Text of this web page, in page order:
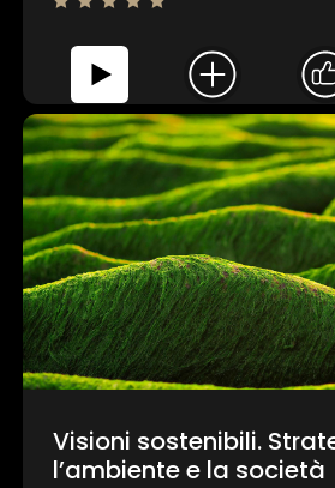
Visioni sostenibili.
l’ambiente e la società